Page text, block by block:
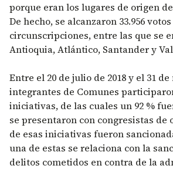
porque eran los lugares de origen
De hecho, se alcanzaron 33.956
circunscripciones, entre las que se
Antioquia, Atlántico, Santander y
Entre el 20 de julio de 2018 y el 31 de
integrantes de Comunes
iniciativas, de las cuales un 92 %
se presentaron con congresistas de
de esas iniciativas fueron
una de estas se relaciona con la
delitos cometidos en contra de la